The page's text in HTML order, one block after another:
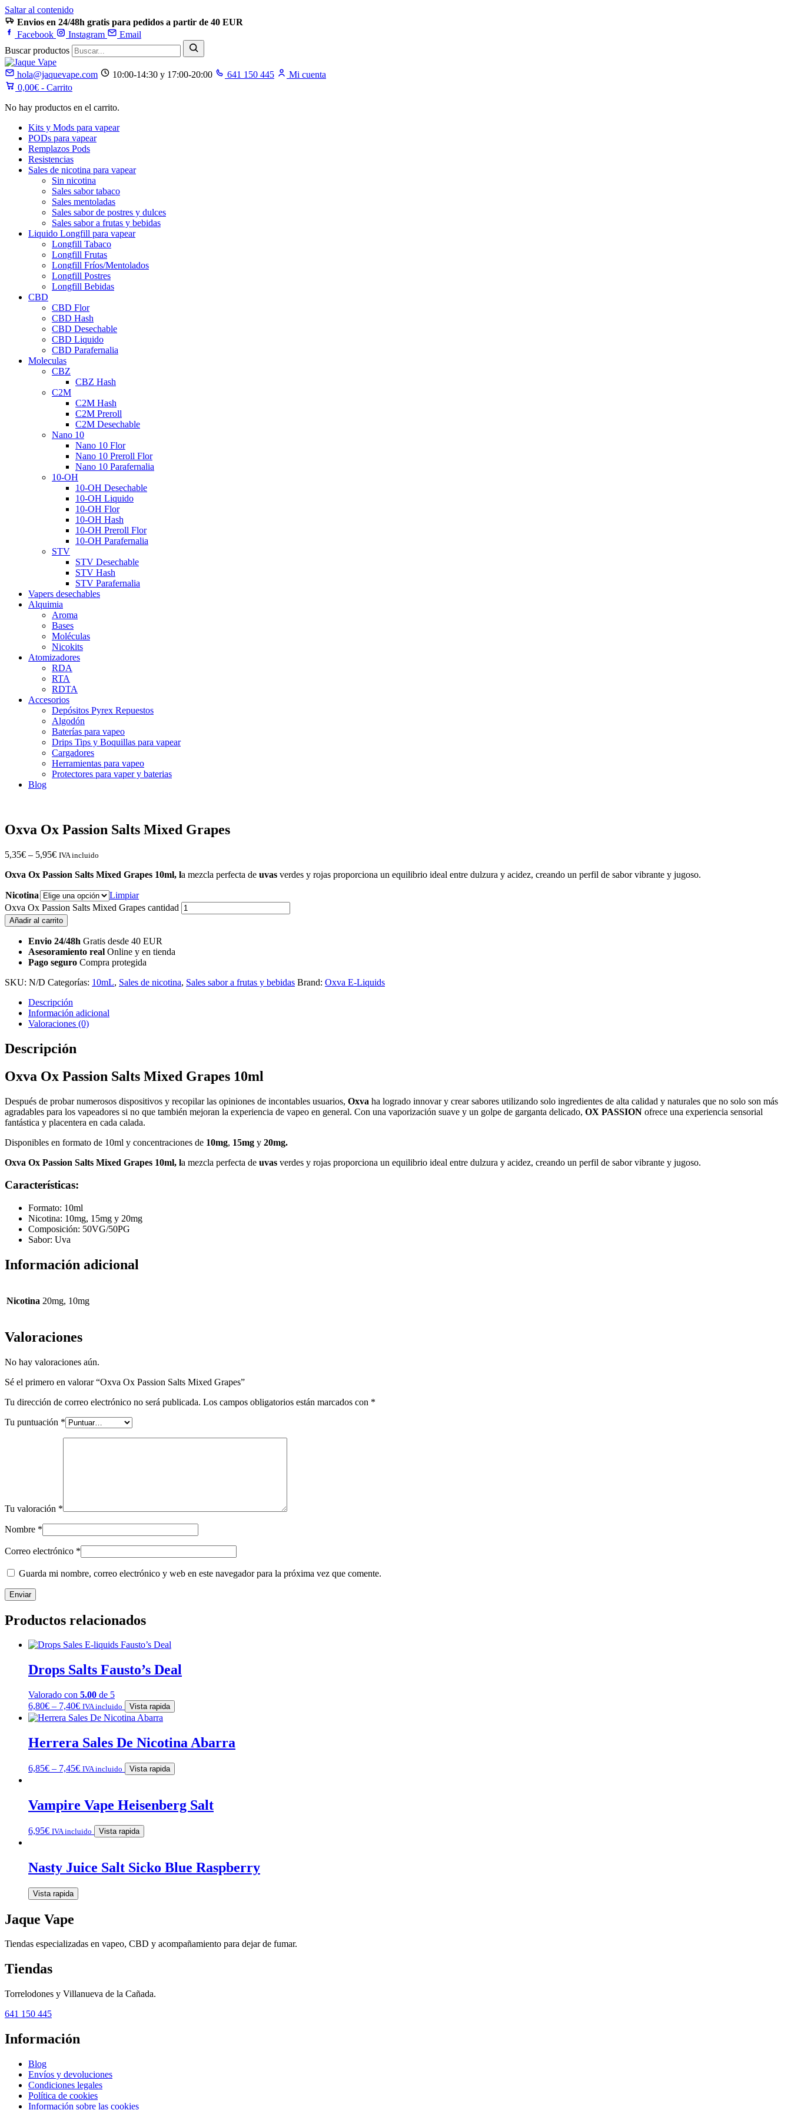
Saltar al contenido
Envios en 24/48h gratis para pedidos a partir de 40 EUR
Facebook
Instagram
Email
Buscar productos
hola@jaquevape.com 10:00-14:30 y 17:00-20:00 641 150 445
Mi cuenta
0,00€ - Carrito
No hay productos en el carrito.
Kits y Mods para vapear
PODs para vapear
Remplazos Pods
Resistencias
Sales de nicotina para vapear
Sin nicotina
Sales sabor tabaco
Sales mentoladas
Sales sabor de postres y dulces
Sales sabor a frutas y bebidas
Liquido Longfill para vapear
Longfill Tabaco
Longfill Frutas
Longfill Fríos/Mentolados
Longfill Postres
Longfill Bebidas
CBD
CBD Flor
CBD Hash
CBD Desechable
CBD Liquido
CBD Parafernalia
Moleculas
CBZ
CBZ Hash
C2M
C2M Hash
C2M Preroll
C2M Desechable
Nano 10
Nano 10 Flor
Nano 10 Preroll Flor
Nano 10 Parafernalia
10-OH
10-OH Desechable
10-OH Liquido
10-OH Flor
10-OH Hash
10-OH Preroll Flor
10-OH Parafernalia
STV
STV Desechable
STV Hash
STV Parafernalia
Vapers desechables
Alquimia
Aroma
Bases
Moléculas
Nicokits
Atomizadores
RDA
RTA
RDTA
Accesorios
Depósitos Pyrex Repuestos
Algodón
Baterías para vapeo
Drips Tips y Boquillas para vapear
Cargadores
Herramientas para vapeo
Protectores para vaper y baterias
Blog
Oxva Ox Passion Salts Mixed Grapes
5,35€ – 5,95€ IVA incluido
Oxva Ox Passion Salts Mixed Grapes 10ml, la mezcla perfecta de uvas verdes y rojas proporciona un equilibrio ideal entre dulzura y acidez, creando un perfil de sabor vibrante y jugoso.
Nicotina
Limpiar
Oxva Ox Passion Salts Mixed Grapes cantidad
Añadir al carrito
Envio 24/48h Gratis desde 40 EUR
Asesoramiento real Online y en tienda
Pago seguro Compra protegida
SKU: N/D Categorías: 10mL, Sales de nicotina, Sales sabor a frutas y bebidas Brand: Oxva E-Liquids
Descripción
Información adicional
Valoraciones (0)
Descripción
Oxva Ox Passion Salts Mixed Grapes 10ml
Después de probar numerosos dispositivos y recopilar las opiniones de incontables usuarios, Oxva ha logrado innovar y crear sabores utilizando solo ingredientes de alta calidad y naturales que no solo son más
agradables para los vapeadores si no que también mejoran la experiencia de vapeo en general. Con una vaporización suave y un golpe de garganta delicado, OX PASSION ofrece una experiencia sensorial
fantástica y placentera en cada calada.
Disponibles en formato de 10ml y concentraciones de 10mg, 15mg y 20mg.
Oxva Ox Passion Salts Mixed Grapes 10ml, la mezcla perfecta de uvas verdes y rojas proporciona un equilibrio ideal entre dulzura y acidez, creando un perfil de sabor vibrante y jugoso.
Características:
Formato: 10ml
Nicotina: 10mg, 15mg y 20mg
Composición: 50VG/50PG
Sabor: Uva
Información adicional
Nicotina 20mg, 10mg
Valoraciones
No hay valoraciones aún.
Sé el primero en valorar “Oxva Ox Passion Salts Mixed Grapes”
Tu dirección de correo electrónico no será publicada. Los campos obligatorios están marcados con *
Tu puntuación *
Tu valoración *
Nombre *
Correo electrónico *
Guarda mi nombre, correo electrónico y web en este navegador para la próxima vez que comente.
Productos relacionados
Drops Salts Fausto’s Deal
Valorado con 5.00 de 5
6,80€ – 7,40€ IVA incluido Vista rapida
Herrera Sales De Nicotina Abarra
6,85€ – 7,45€ IVA incluido Vista rapida
Vampire Vape Heisenberg Salt
6,95€ IVA incluido Vista rapida
Nasty Juice Salt Sicko Blue Raspberry
Vista rapida
Jaque Vape
Tiendas especializadas en vapeo, CBD y acompañamiento para dejar de fumar.
Tiendas
Torrelodones y Villanueva de la Cañada.
641 150 445
Información
Blog
Envíos y devoluciones
Condiciones legales
Política de cookies
Información sobre las cookies